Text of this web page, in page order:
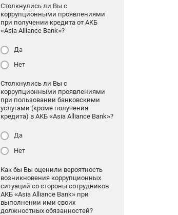
Столкнулись ли Вы с
коррупционными проявлениями
при получении кредита от АКБ
«Asia Alliance Bank»?
Да
Нет
Столкнулись ли Вы с
коррупционными проявлениями
при пользовании банковскими
услугами (кроме получения
кредита) в АКБ «Asia Alliance Bank»?
Да
Нет
Как бы Вы оценили вероятность
возникновения коррупционных
ситуаций со стороны сотрудников
АКБ «Asia Alliance Bank» при
выполнении ими своих
должностных обязанностей?